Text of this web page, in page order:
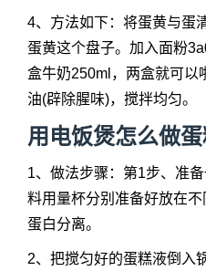
4、方法如下：将蛋黄与蛋
蛋黄这个盘子。加入面粉
盒牛奶250ml，两盒就可以
油(辟除腥味)，搅拌均匀。
用电饭煲怎么做
1、做法步骤：第1步、准
料用量杯分别准备好放在不
蛋白分离。
2、把搅匀好的蛋糕液倒入